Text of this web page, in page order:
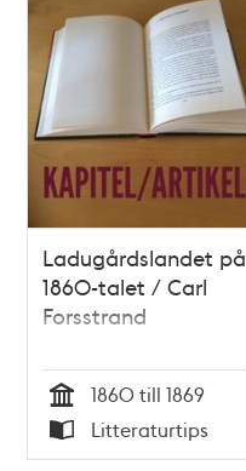
Ladugårdslandet på
1860-talet / Carl
Forsstrand
Tid
1860 till 1869
Typ
Litteraturtips